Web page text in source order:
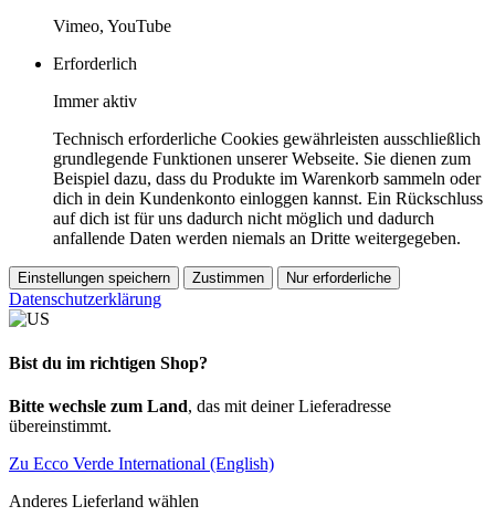
Vimeo, YouTube
Erforderlich
Immer aktiv
Technisch erforderliche Cookies gewährleisten ausschließlich
grundlegende Funktionen unserer Webseite. Sie dienen zum
Beispiel dazu, dass du Produkte im Warenkorb sammeln oder
dich in dein Kundenkonto einloggen kannst. Ein Rückschluss
auf dich ist für uns dadurch nicht möglich und dadurch
anfallende Daten werden niemals an Dritte weitergegeben.
Einstellungen speichern Zustimmen Nur erforderliche
Datenschutzerklärung
Bist du im richtigen Shop?
Bitte wechsle zum Land, das mit deiner Lieferadresse
übereinstimmt.
Zu Ecco Verde International (English)
Anderes Lieferland wählen